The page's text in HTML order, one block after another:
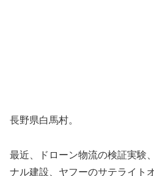
長野県白馬村。
最近、ドローン物流の検証実験
ナル建設、ヤフーのサテライト